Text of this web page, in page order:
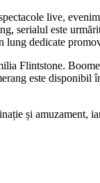
live,
serialul este
dedicate
Flintstone.
este
și amuzament,